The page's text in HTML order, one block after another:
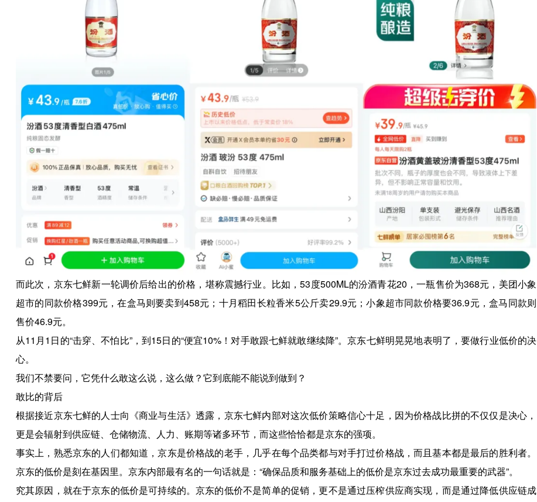
而此次，京东七鲜新一轮调价后给出的价格，堪称震撼行业。比如，53度500ML的汾酒青花20，一瓶售价为368元，美团小象
超市的同款价格399元，在盒马则要卖到458元；十月稻田长粒香米5公斤卖29.9元；小象超市同款价格要36.9元，盒马同款则
售价46.9元。
从11月1日的“击穿、不怕比”，到15日的“便宜10%！对手敢跟七鲜就敢继续降”。京东七鲜明晃晃地表明了，要做行业低价的决
心。
我们不禁要问，它凭什么敢这么说，这么做？它到底能不能说到做到？
敢比的背后
根据接近京东七鲜的人士向《商业与生活》透露，京东七鲜内部对这次低价策略信心十足，因为价格战比拼的不仅仅是决心，
更是会辐射到供应链、仓储物流、人力、账期等诸多环节，而这些恰恰都是京东的强项。
事实上，熟悉京东的人们都知道，京东是价格战的老手，几乎在每个品类都与对手打过价格战，而且基本都是最后的胜利者。
京东的低价是刻在基因里。京东内部最有名的一句话就是：“确保品质和服务基础上的低价是京东过去成功最重要的武器”。
究其原因，就在于京东的低价是可持续的。京东的低价不是简单的促销，更不是通过压榨供应商实现，而是通过降低供应链成